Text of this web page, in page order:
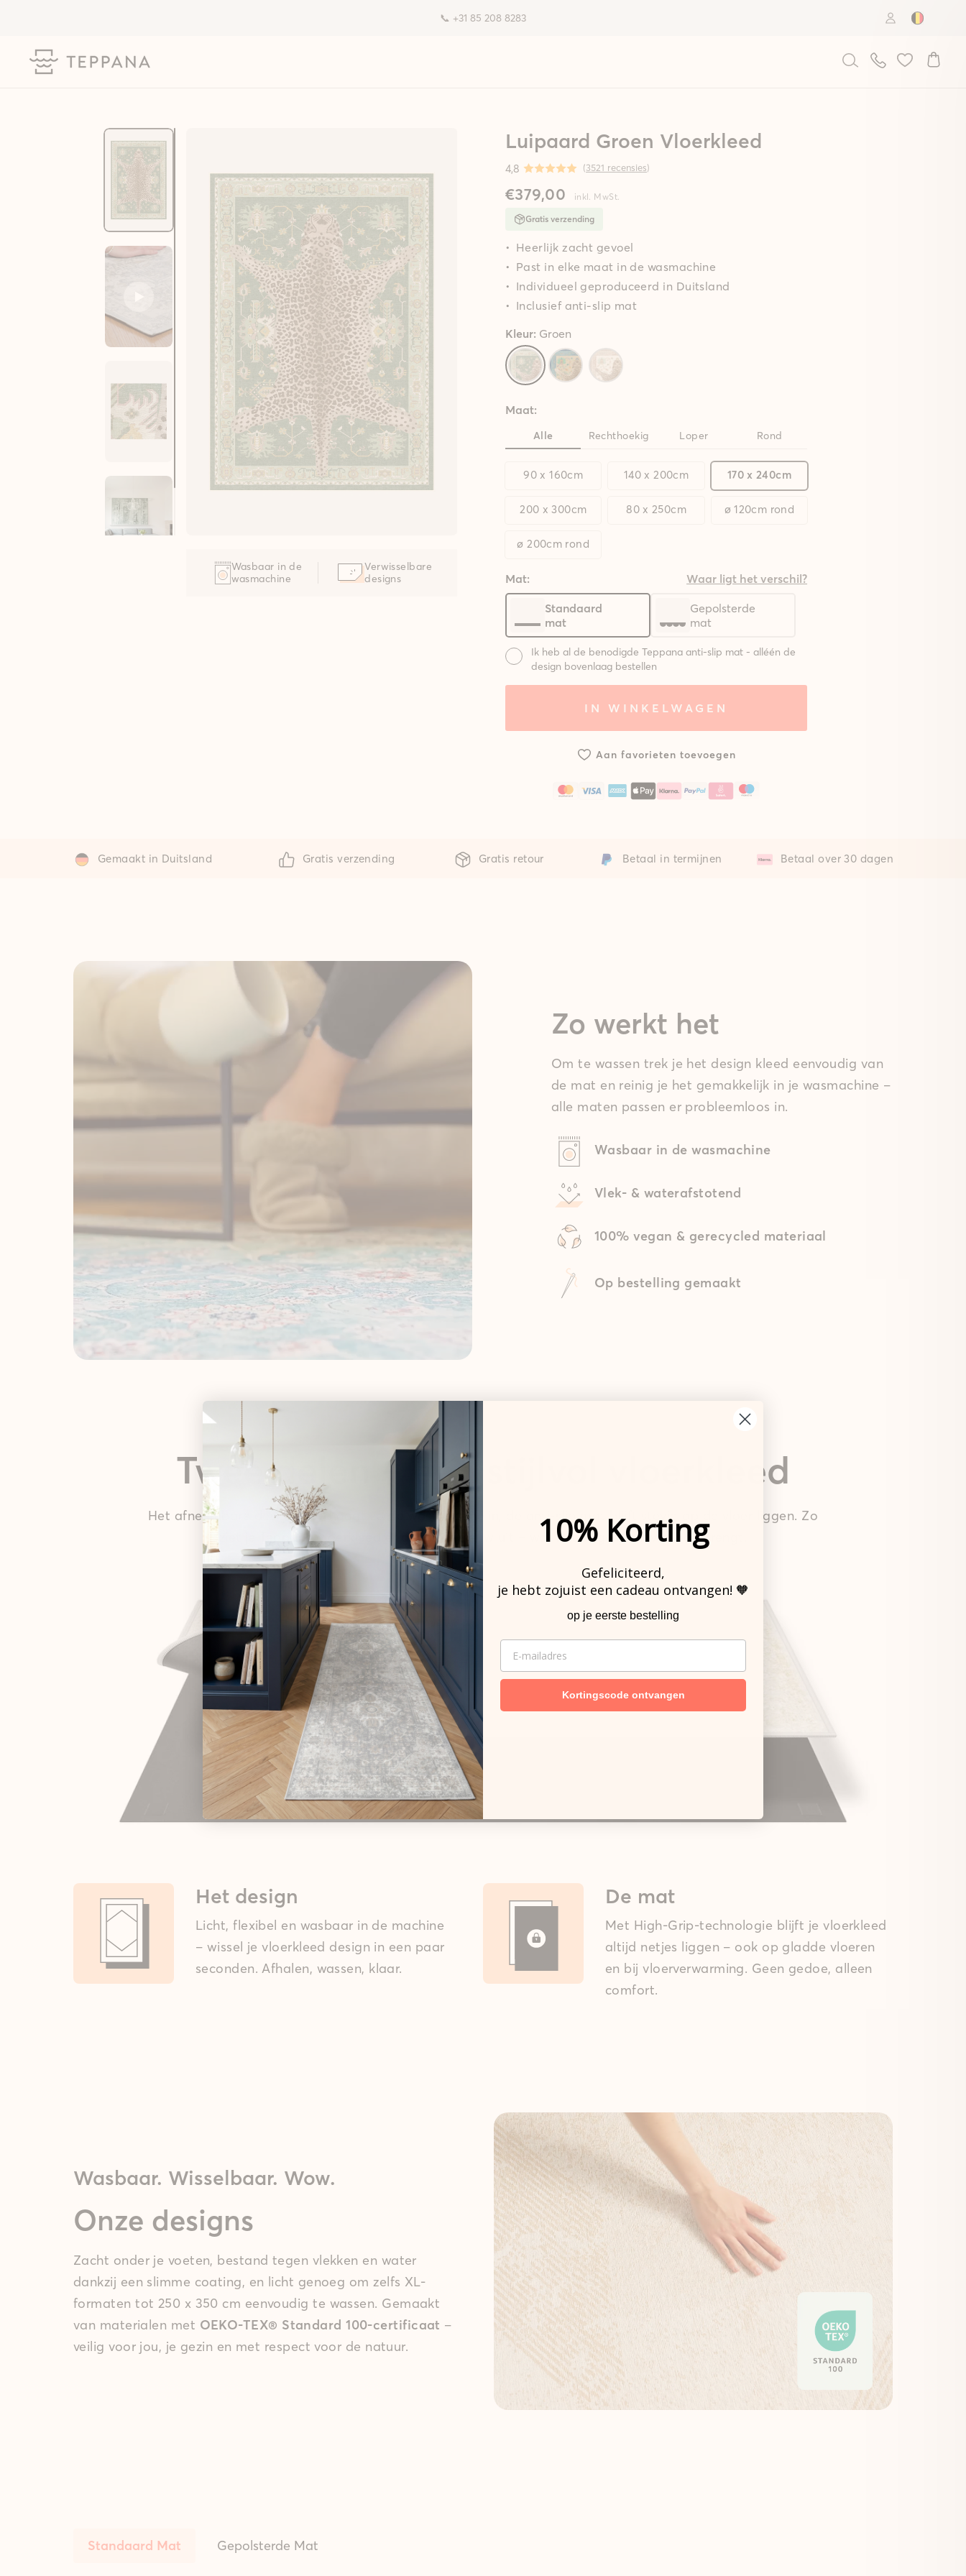
📞 +31 85 208 8283 Country:
Wasbaar in de
wasmachine
Verwisselbare
designs
Luipaard Groen Vloerkleed
4,8 (3521 recensies)
€379,00 inkl. MwSt.
Gratis verzending
Heerlijk zacht gevoel
Past in elke maat in de wasmachine
Individueel geproduceerd in Duitsland
Inclusief anti-slip mat
Kleur: Groen
Maat:
Alle Rechthoekig Loper Rond
90 x 160cm 140 x 200cm 170 x 240cm
200 x 300cm 80 x 250cm ø 120cm rond
ø 200cm rond
Mat: Waar ligt het verschil?
Standaard
mat
Gepolsterde
mat
Ik heb al de benodigde Teppana anti-slip mat - alléén de
design bovenlaag bestellen
IN WINKELWAGEN
Aan favorieten toevoegen
Gemaakt in Duitsland Gratis verzending Gratis retour Betaal in termijnen Betaal over 30 dagen
Zo werkt het
Om te wassen trek je het design kleed eenvoudig van
de mat en reinig je het gemakkelijk in je wasmachine –
alle maten passen er probleemloos in.
Wasbaar in de wasmachine
Vlek- & waterafstotend
100% vegan & gerecycled materiaal
Op bestelling gemaakt
Twee delen – één stijlvol vloerkleed
Het afneembare design kleed gaat zo de wasmachine in, de anti-slip mat blijft stevig op de vloer liggen. Zo
ziet je Teppana vloerkleed er altijd als nieuw uit – wat het dagelijks leven ook brengt.
Het design
Licht, flexibel en wasbaar in de machine
– wissel je vloerkleed design in een paar
seconden. Afhalen, wassen, klaar.
De mat
Met High-Grip-technologie blijft je vloerkleed
altijd netjes liggen – ook op gladde vloeren
en bij vloerverwarming. Geen gedoe, alleen
comfort.
Wasbaar. Wisselbaar. Wow.
Onze designs
Zacht onder je voeten, bestand tegen vlekken en water
dankzij een slimme coating, en licht genoeg om zelfs XL-
formaten tot 250 x 350 cm eenvoudig te wassen. Gemaakt
van materialen met OEKO-TEX® Standard 100-certificaat –
veilig voor jou, je gezin en met respect voor de natuur.
Standaard Mat Gepolsterde Mat
10% Korting
Gefeliciteerd,
je hebt zojuist een cadeau ontvangen! 🧡
op je eerste bestelling
EMAIL
Kortingscode ontvangen